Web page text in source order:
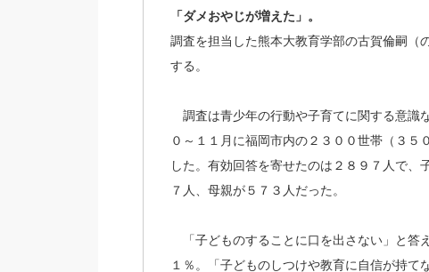
「ダメおやじが増えた」。
調査を担当した熊本大教育学部の古賀倫嗣（
する。
調査は青少年の行動や子育てに関する意識
０～１１月に福岡市内の２３００世帯（３
した。有効回答を寄せたのは２８９７人で、
７人、母親が５７３人だった。
「子どものすることに口を出さない」と答
１％。「子どものしつけや教育に自信が持